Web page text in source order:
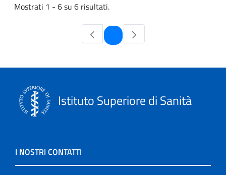
Mostrati 1 - 6 su 6 risultati.
Pagina
Istituto Superiore di Sanità
I NOSTRI CONTATTI